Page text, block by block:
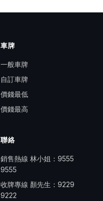
車牌
一般車牌
自訂車牌
價錢最低
價錢最高
聯絡
銷售熱線 林小姐： 9555
9555
收牌專線 顏先生： 9229
9222